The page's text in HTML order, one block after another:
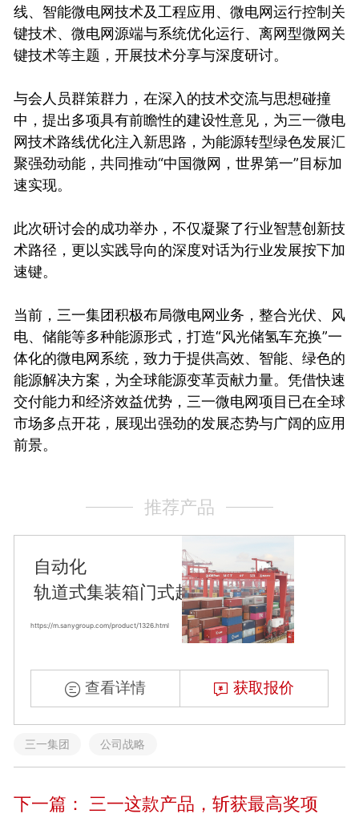
线、智能微电网技术及工程应用、微电网运行控制关
键技术、微电网源端与系统优化运行、离网型微网关
键技术等主题，开展技术分享与深度研讨。
与会人员群策群力，在深入的技术交流与思想碰撞
中，提出多项具有前瞻性的建设性意见，为三一微电
网技术路线优化注入新思路，为能源转型绿色发展汇
聚强劲动能，共同推动“中国微网，世界第一”目标加
速实现。
此次研讨会的成功举办，不仅凝聚了行业智慧创新技
术路径，更以实践导向的深度对话为行业发展按下加
速键。
当前，三一集团积极布局微电网业务，整合光伏、风
电、储能等多种能源形式，打造“风光储氢车充换”一
体化的微电网系统，致力于提供高效、智能、绿色的
能源解决方案，为全球能源变革贡献力量。凭借快速
交付能力和经济效益优势，三一微电网项目已在全球
市场多点开花，展现出强劲的发展态势与广阔的应用
前景。
推荐产品
自动化
轨道式集装箱门式起重机自动化
https://m.sanygroup.com/product/1326.html
查看详情 获取报价
三一集团 公司战略
下一篇： 三一这款产品，斩获最高奖项